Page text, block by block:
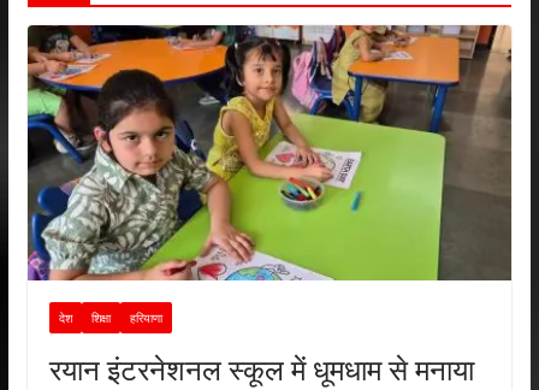
देश शिक्षा हरियाणा
रयान इंटरनेशनल स्कूल में धूमधाम से मनाया